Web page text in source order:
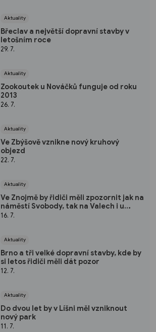
Aktuality
Břeclav a největší dopravní stavby v
letošním roce
29. 7.
Aktuality
Zookoutek u Nováčků funguje od roku
2013
26. 7.
Aktuality
Ve Zbýšově vznikne nový kruhový
objezd
22. 7.
Aktuality
Ve Znojmě by řidiči měli zpozornit jak na
náměstí Svobody, tak na Valech i u
nádraží
16. 7.
Aktuality
Brno a tři velké dopravní stavby, kde by
si letos řidiči měli dát pozor
12. 7.
Aktuality
Do dvou let by v Líšni měl vzniknout
nový park
11. 7.